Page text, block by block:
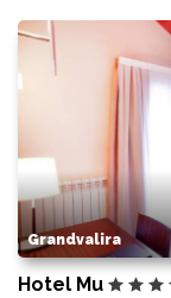
Grandvalira
Hotel Mu